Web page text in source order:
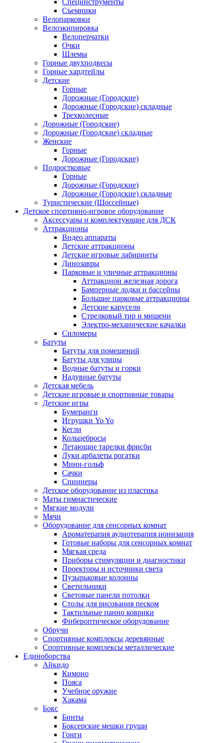
Специнструменты
Съемники
Велопарковки
Велоэкипировка
Велоперчатки
Очки
Шлемы
Горные двухподвесы
Горные хардтейлы
Детские
Горные
Дорожные (Городские)
Дорожные (Городские) складные
Трехколесные
Дорожные (Городские)
Дорожные (Городские) складные
Женские
Горные
Дорожные (Городские)
Подростковые
Горные
Дорожные (Городские)
Дорожные (Городские) складные
Туристические (Шоссейные)
Детское спортивно-игровое оборудование
Аксессуары и комплектующие для ДСК
Аттракционы
Видео аппараты
Детские аттракционы
Детские игровые лабиринты
Динозавры
Парковые и уличные аттракционы
Аттракцион железная дорога
Бамперные лодки и бассейны
Большие парковые аттракционы
Детские карусели
Стрелковый тир и мишени
Электро-механические качалки
Силомеры
Батуты
Батуты для помещений
Батуты для улицы
Водные батуты и горки
Надувные батуты
Детская мебель
Детские игровые и спортивные товары
Детские игры
Бумеранги
Игрушки Yo Yo
Кегли
Кольцебросы
Летающие тарелки фрисби
Луки арбалеты рогатки
Мини-гольф
Сачки
Спиннеры
Детское оборудование из пластика
Маты гимнастические
Мягкие модули
Мячи
Оборудование для сенсорных комнат
Ароматерапия аудиотерапия ионизация
Готовые наборы для сенсорных комнат
Мягкая среда
Приборы стимуляции и диагностики
Проекторы и источники света
Пузырьковые колонны
Светильники
Световые панели потолки
Столы для рисования песком
Тактильные панно коврики
Фибероптическое оборудование
Обручи
Спортивные комплексы деревянные
Спортивные комплексы металлические
Единоборства
Айкидо
Кимоно
Пояса
Учебное оружие
Хакама
Бокс
Бинты
Боксерские мешки груши
Гонги